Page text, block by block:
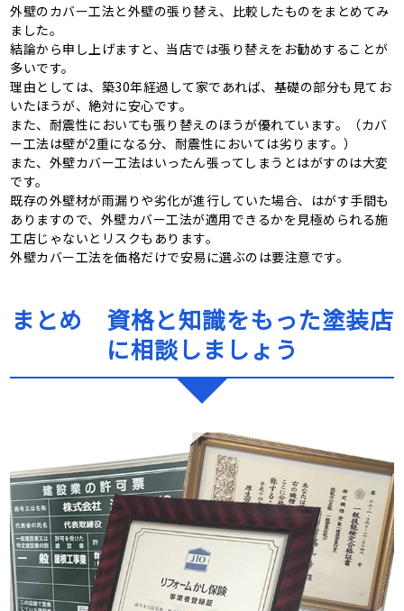
外壁のカバー工法と外壁の張り替え、比較したものをまとめてみ
ました。
結論から申し上げますと、当店では張り替えをお勧めすることが
多いです。
理由としては、築30年経過して家であれば、基礎の部分も見てお
いたほうが、絶対に安心です。
また、耐震性においても張り替えのほうが優れています。（カバ
ー工法は壁が2重になる分、耐震性においては劣ります。）
また、外壁カバー工法はいったん張ってしまうとはがすのは大変
です。
既存の外壁材が雨漏りや劣化が進行していた場合、はがす手間も
ありますので、外壁カバー工法が適用できるかを見極められる施
工店じゃないとリスクもあります。
外壁カバー工法を価格だけで安易に選ぶのは要注意です。
まとめ 資格と知識をもった塗装店
に相談しましょう